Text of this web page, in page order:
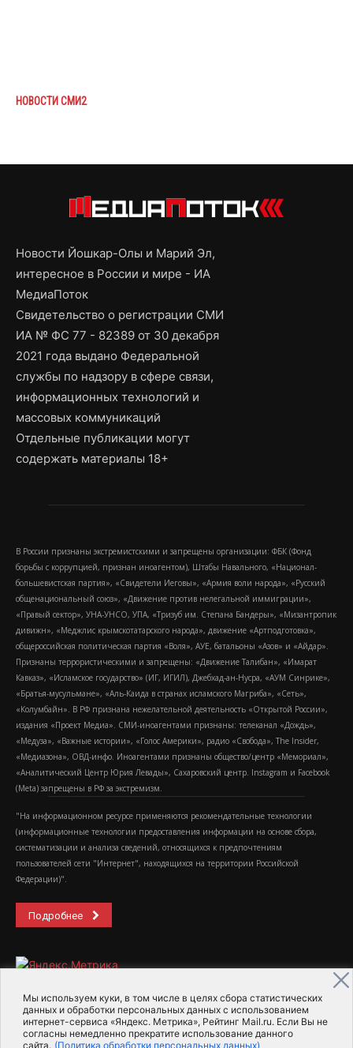
Мы используем куки, в том числе в целях сбора статистических
данных и обработки персональных данных с использованием
интернет-сервиса «Яндекс. Метрика», Рейтинг Mail.ru. Если Вы не
согласны немедленно прекратите использование данного
сайта. (Политика обработки персональных данных)
НОВОСТИ СМИ2
Новости Йошкар-Олы и Марий Эл,
интересное в России и мире - ИА
МедиаПоток
Свидетельство о регистрации СМИ
ИА № ФС 77 - 82389 от 30 декабря
2021 года выдано Федеральной
службы по надзору в сфере связи,
информационных технологий и
массовых коммуникаций
Отдельные публикации могут
содержать материалы 18+
В России признаны экстремистскими и запрещены организации: ФБК (Фонд
борьбы с коррупцией, признан иноагентом), Штабы Навального, «Национал-
большевистская партия», «Свидетели Иеговы», «Армия воли народа», «Русский
общенациональный союз», «Движение против нелегальной иммиграции»,
«Правый сектор», УНА-УНСО, УПА, «Тризуб им. Степана Бандеры», «Мизантропик
дивижн», «Меджлис крымскотатарского народа», движение «Артподготовка»,
общероссийская политическая партия «Воля», АУЕ, батальоны «Азов» и «Айдар».
Признаны террористическими и запрещены: «Движение Талибан», «Имарат
Кавказ», «Исламское государство» (ИГ, ИГИЛ), Джебхад-ан-Нусра, «АУМ Синрике»,
«Братья-мусульмане», «Аль-Каида в странах исламского Магриба», «Сеть»,
«Колумбайн». В РФ признана нежелательной деятельность «Открытой России»,
издания «Проект Медиа». СМИ-иноагентами признаны: телеканал «Дождь»,
«Медуза», «Важные истории», «Голос Америки», радио «Свобода», The Insider,
«Медиазона», ОВД-инфо. Иноагентами признаны общество/центр «Мемориал»,
«Аналитический Центр Юрия Левады», Сахаровский центр. Instagram и Facebook
(Metа) запрещены в РФ за экстремизм.
"На информационном ресурсе применяются рекомендательные технологии
(информационные технологии предоставления информации на основе сбора,
систематизации и анализа сведений, относящихся к предпочтениям
пользователей сети "Интернет", находящихся на территории Российской
Федерации)".
Подробнее
2015-2026- Информационное агентство МедиаПоток